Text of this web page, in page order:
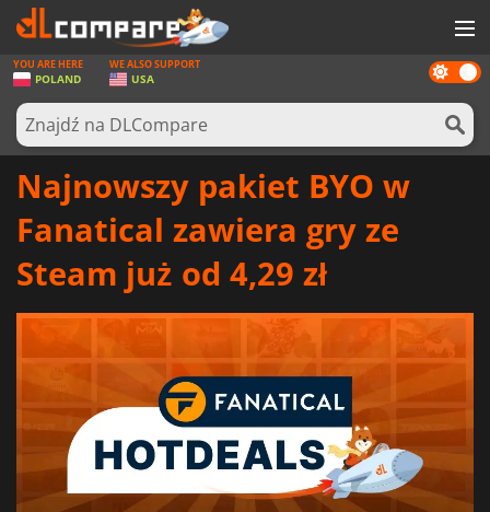
GRY
KARTY DO GIER
OPROGRAMOWANIE
REWARDS
ZALOGUJ SIĘ LUB ZAREJESTRUJ
Dark
mode
YOU ARE HERE
POLAND
WE ALSO SUPPORT
USA
Najnowszy pakiet BYO w
Fanatical zawiera gry ze
Steam już od 4,29 zł